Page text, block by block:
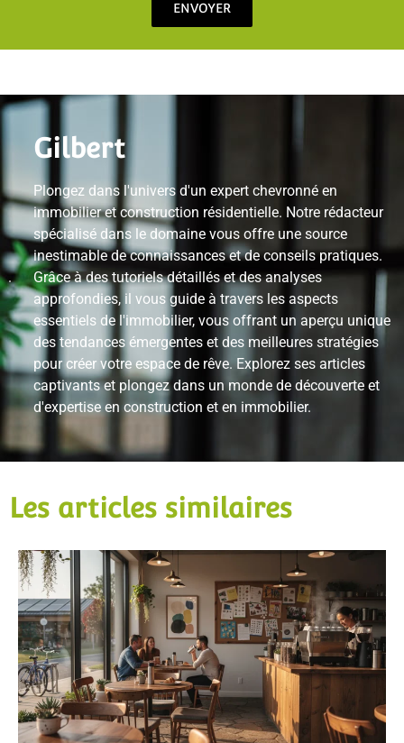
ENVOYER
Gilbert
Plongez dans l'univers d'un expert chevronné en
immobilier et construction résidentielle. Notre rédacteur
spécialisé dans le domaine vous offre une source
inestimable de connaissances et de conseils pratiques.
Grâce à des tutoriels détaillés et des analyses
approfondies, il vous guide à travers les aspects
essentiels de l'immobilier, vous offrant un aperçu unique
des tendances émergentes et des meilleures stratégies
pour créer votre espace de rêve. Explorez ses articles
captivants et plongez dans un monde de découverte et
d'expertise en construction et en immobilier.
Les articles similaires